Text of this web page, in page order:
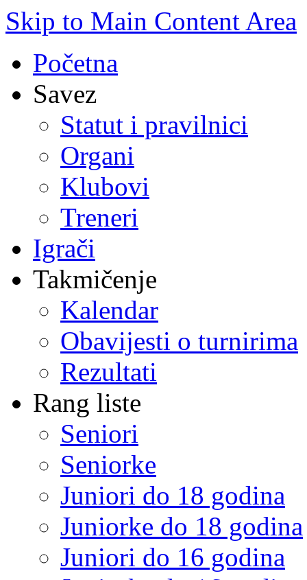
Skip to Main Content Area
Početna
Savez
Statut i pravilnici
Organi
Klubovi
Treneri
Igrači
Takmičenje
Kalendar
Obavijesti o turnirima
Rezultati
Rang liste
Seniori
Seniorke
Juniori do 18 godina
Juniorke do 18 godina
Juniori do 16 godina